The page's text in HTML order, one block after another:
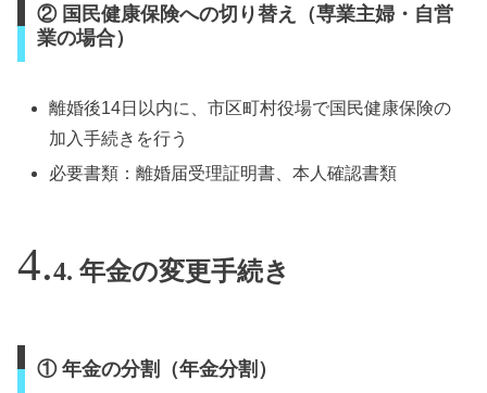
② 国民健康保険への切り替え（専業主婦・自営
業の場合）
離婚後14日以内に、市区町村役場で国民健康保険の
加入手続きを行う
必要書類：離婚届受理証明書、本人確認書類
4. 年金の変更手続き
① 年金の分割（年金分割）